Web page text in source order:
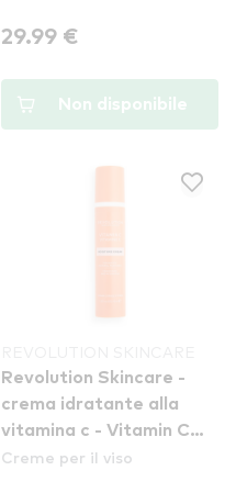
29.99 €
Non disponibile
Revolution Skincare -
crema idratante alla
vitamina c - Vitamin C
Radiance Moisturiser
Creme per il viso